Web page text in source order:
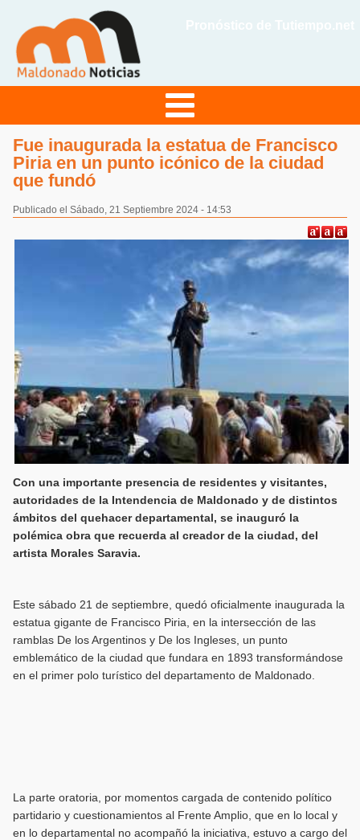
Fue inaugurada la estatua de Francisco
Piria en un punto icónico de la ciudad
que fundó
Publicado el Sábado, 21 Septiembre 2024 - 14:53
Con una importante presencia de residentes y visitantes,
autoridades de la Intendencia de Maldonado y de distintos
ámbitos del quehacer departamental, se inauguró la
polémica obra que recuerda al creador de la ciudad, del
artista Morales Saravia.
Este sábado 21 de septiembre, quedó oficialmente inaugurada la
estatua gigante de Francisco Piria, en la intersección de las
ramblas De los Argentinos y De los Ingleses, un punto
emblemático de la ciudad que fundara en 1893 transformándose
en el primer polo turístico del departamento de Maldonado.
La parte oratoria, por momentos cargada de contenido político
partidario y cuestionamientos al Frente Amplio, que en lo local y
en lo departamental no acompañó la iniciativa, estuvo a cargo del